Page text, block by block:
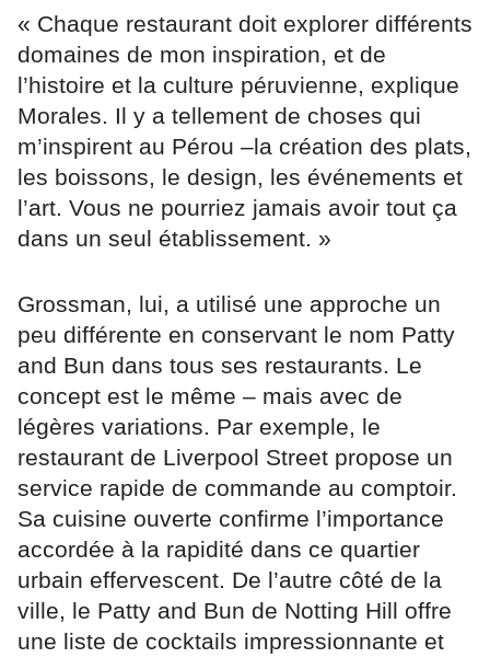
« Chaque restaurant doit explorer différents
domaines de mon inspiration, et de
l’histoire et la culture péruvienne, explique
Morales. Il y a tellement de choses qui
m’inspirent au Pérou –la création des plats,
les boissons, le design, les événements et
l’art. Vous ne pourriez jamais avoir tout ça
dans un seul établissement. »
Grossman, lui, a utilisé une approche un
peu différente en conservant le nom Patty
and Bun dans tous ses restaurants. Le
concept est le même – mais avec de
légères variations. Par exemple, le
restaurant de Liverpool Street propose un
service rapide de commande au comptoir.
Sa cuisine ouverte confirme l’importance
accordée à la rapidité dans ce quartier
urbain effervescent. De l’autre côté de la
ville, le Patty and Bun de Notting Hill offre
une liste de cocktails impressionnante et